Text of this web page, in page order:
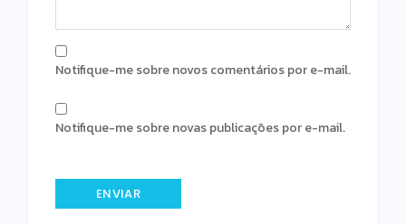
Notifique-me sobre novos comentários por e-mail.
Notifique-me sobre novas publicações por e-mail.